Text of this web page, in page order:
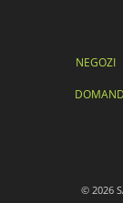
NEGOZI
© 2026